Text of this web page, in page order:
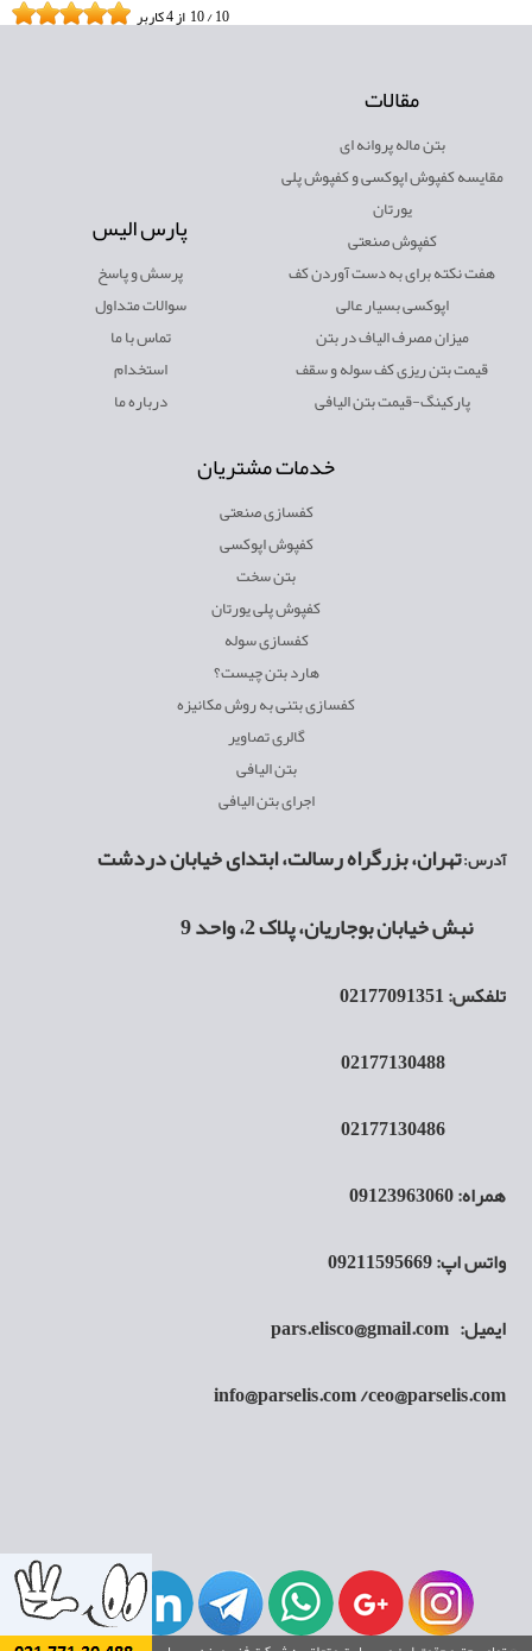
10/10 از4کاربر
مقالات
بتن ماله پروانه ای
مقایسه کفپوش اپوکسی و کفپوش پلی
یورتان
کفپوش صنعتی
هفت نکته برای به دست آوردن کف
اپوکسی بسیار عالی
میزان مصرف الیاف در بتن
قیمت بتن ریزی کف سوله و سقف
پارکینگ-قیمت بتن الیافی
پارس الیس
پرسش و پاسخ
سوالات متداول
تماس با ما
استخدام
درباره ما
خدمات مشتریان
کفسازی صنعتی
کفپوش اپوکسی
بتن سخت
کفپوش پلی یورتان
کفسازی سوله
هارد بتن چیست؟
کفسازی بتنی به روش مکانیزه
گالری تصاویر
بتن الیافی
اجرای بتن الیافی
آدرس:تهران، بزرگراه رسالت، ابتدای خیابان دردشت
نبش خیابان بوجاریان، پلاک 2، واحد 9
تلفکس:02177091351
02177130488
02177130486
همراه: 09123963060
واتس اپ: 09211595669
ایمیل:pars.elisco@gmail.com
info@parselis.com/ceo@parselis.com